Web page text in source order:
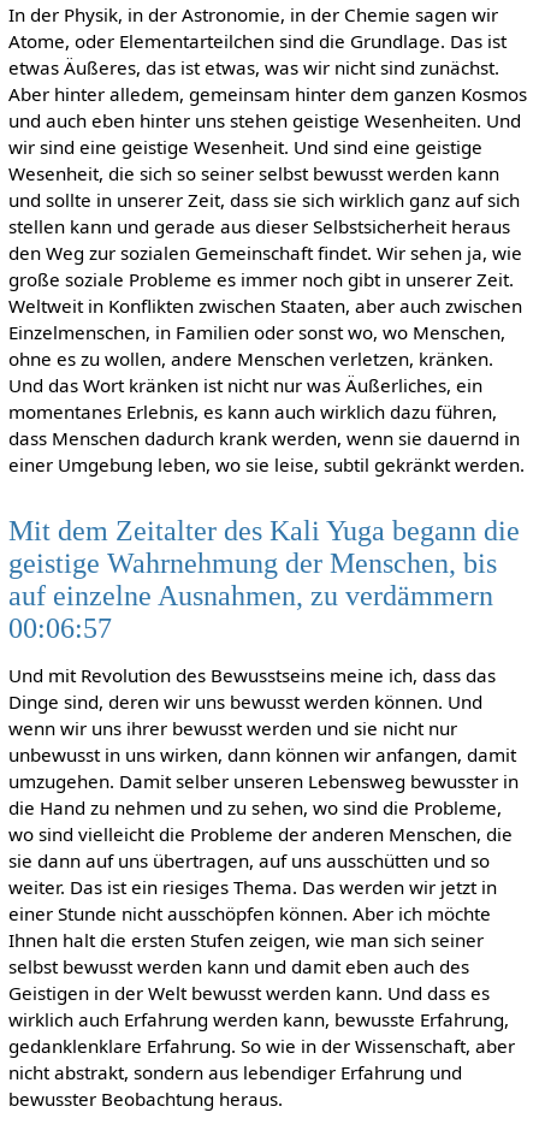
In der Physik, in der Astronomie, in der Chemie sagen wir
Atome, oder Elementarteilchen sind die Grundlage. Das ist
etwas Äußeres, das ist etwas, was wir nicht sind zunächst.
Aber hinter alledem, gemeinsam hinter dem ganzen Kosmos
und auch eben hinter uns stehen geistige Wesenheiten. Und
wir sind eine geistige Wesenheit. Und sind eine geistige
Wesenheit, die sich so seiner selbst bewusst werden kann
und sollte in unserer Zeit, dass sie sich wirklich ganz auf sich
stellen kann und gerade aus dieser Selbstsicherheit heraus
den Weg zur sozialen Gemeinschaft findet. Wir sehen ja, wie
große soziale Probleme es immer noch gibt in unserer Zeit.
Weltweit in Konflikten zwischen Staaten, aber auch zwischen
Einzelmenschen, in Familien oder sonst wo, wo Menschen,
ohne es zu wollen, andere Menschen verletzen, kränken.
Und das Wort kränken ist nicht nur was Äußerliches, ein
momentanes Erlebnis, es kann auch wirklich dazu führen,
dass Menschen dadurch krank werden, wenn sie dauernd in
einer Umgebung leben, wo sie leise, subtil gekränkt werden.
Mit dem Zeitalter des Kali Yuga begann die
geistige Wahrnehmung der Menschen, bis
auf einzelne Ausnahmen, zu verdämmern
00:06:57
Und mit Revolution des Bewusstseins meine ich, dass das
Dinge sind, deren wir uns bewusst werden können. Und
wenn wir uns ihrer bewusst werden und sie nicht nur
unbewusst in uns wirken, dann können wir anfangen, damit
umzugehen. Damit selber unseren Lebensweg bewusster in
die Hand zu nehmen und zu sehen, wo sind die Probleme,
wo sind vielleicht die Probleme der anderen Menschen, die
sie dann auf uns übertragen, auf uns ausschütten und so
weiter. Das ist ein riesiges Thema. Das werden wir jetzt in
einer Stunde nicht ausschöpfen können. Aber ich möchte
Ihnen halt die ersten Stufen zeigen, wie man sich seiner
selbst bewusst werden kann und damit eben auch des
Geistigen in der Welt bewusst werden kann. Und dass es
wirklich auch Erfahrung werden kann, bewusste Erfahrung,
gedanklenklare Erfahrung. So wie in der Wissenschaft, aber
nicht abstrakt, sondern aus lebendiger Erfahrung und
bewusster Beobachtung heraus.